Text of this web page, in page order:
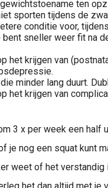
ten
sporten tijdens de
conditie voor,
bent sneller weer fit na
het krijgen van
minder lang duurt.
het krijgen van
3 x per week een half
je nog een squat kunt
weet of het verstandig